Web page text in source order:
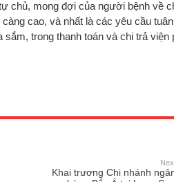
chủ, mong đợi của người bệnh về
cao, và nhất là các yêu cầu
sắm, trong thanh toán và chi trả viện
Khai trương Chi nhánh